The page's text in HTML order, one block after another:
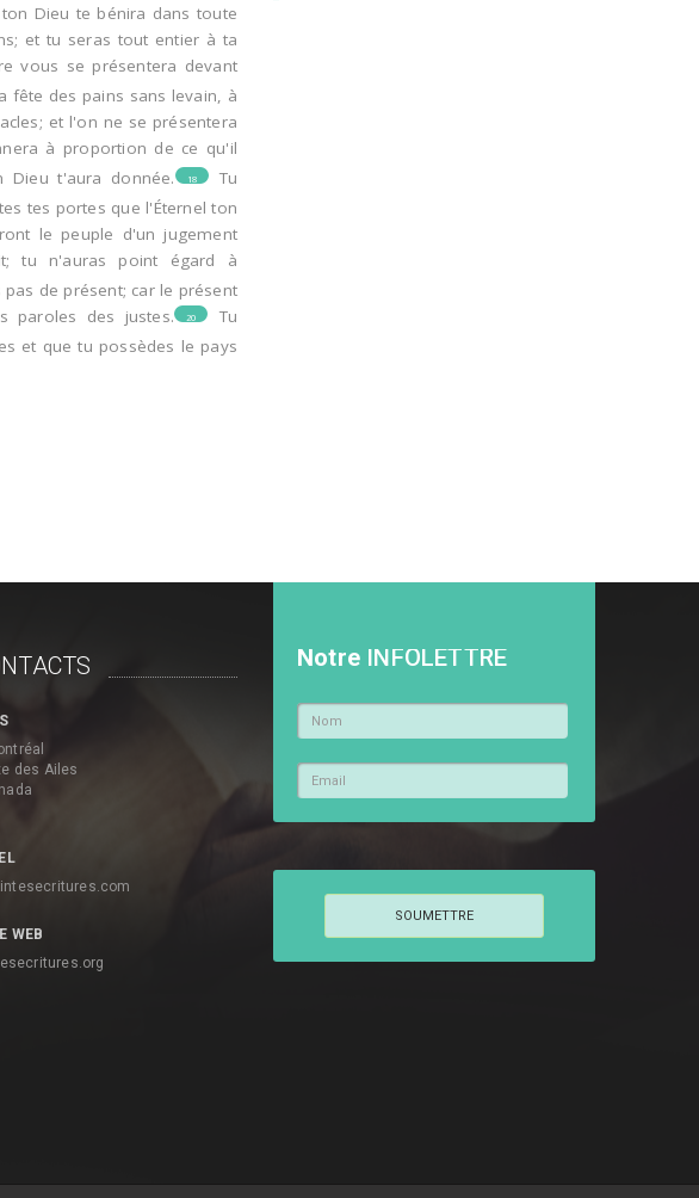
Dieu te bénira dans toute
et tu seras tout entier à ta
vous se présentera devant
fête des pains sans levain, à
et l'on ne se présentera
à proportion de ce qu'il
Dieu t'aura donnée.
18
Tu
tes portes que l'Éternel ton
le peuple d'un jugement
tu n'auras point égard à
de présent; car le présent
paroles des justes.
20
Tu
et que tu possèdes le pays
des Ailes
WEB
Notre INFOLETTRE